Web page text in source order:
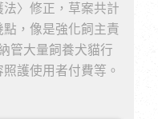
〉修正，草案共計
，像是強化飼主責
管大量飼養犬貓行
護使用者付費等。